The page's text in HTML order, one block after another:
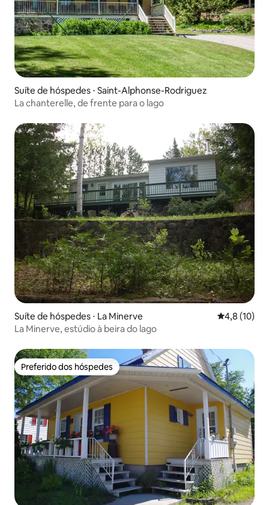
Suíte de hóspedes ⋅ Saint-Alphonse-Rodriguez
La chanterelle, de frente para o lago
Suíte de hóspedes ⋅ La Minerve 4,8 de uma
4,8 (10)
La Minerve, estúdio à beira do lago
Preferido dos hóspedes
Preferido dos hóspedes